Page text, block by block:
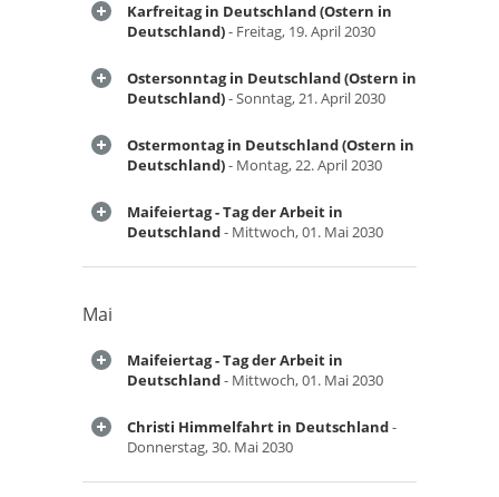
Karfreitag in Deutschland (Ostern in
Deutschland)- Freitag, 19. April 2030
Ostersonntag in Deutschland (Ostern in
Deutschland)- Sonntag, 21. April 2030
Ostermontag in Deutschland (Ostern in
Deutschland)- Montag, 22. April 2030
Maifeiertag - Tag der Arbeit in
Deutschland- Mittwoch, 01. Mai 2030
Mai
Maifeiertag - Tag der Arbeit in
Deutschland- Mittwoch, 01. Mai 2030
Christi Himmelfahrt in Deutschland-
Donnerstag, 30. Mai 2030